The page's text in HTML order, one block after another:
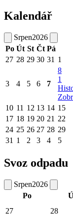
Kalendář
Srpen2026
Po Út St Čt Pá
27 28 29 30 31 1
3 4 5 6 7
8
1
10 11 12 13 14 15
17 18 19 20 21 22
24 25 26 27 28 29
31 1 2 3 4 5
Svoz odpadu
Srpen2026
Po
27
28